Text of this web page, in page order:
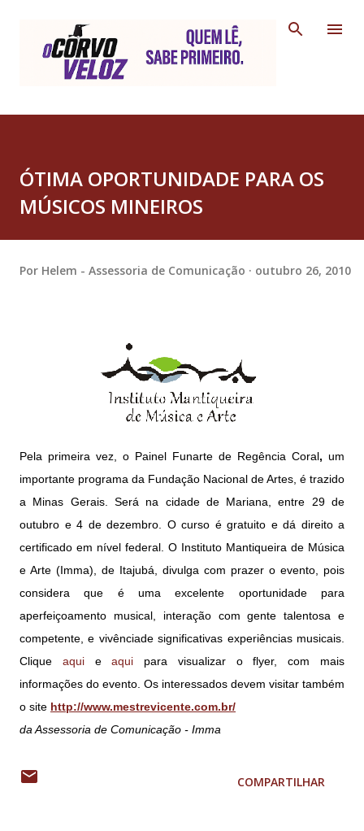
ÓTIMA OPORTUNIDADE PARA OS
MÚSICOS MINEIROS
Por Helem - Assessoria de Comunicação outubro 26, 2010
Pela primeira vez, o Painel Funarte de Regência Coral, um
importante programa da Fundação Nacional de Artes, é trazido
a Minas Gerais. Será na cidade de Mariana, entre 29 de
outubro e 4 de dezembro. O curso é gratuito e dá direito a
certificado em nível federal. O Instituto Mantiqueira de Música
e Arte (Imma), de Itajubá, divulga com prazer o evento, pois
considera que é uma excelente oportunidade para
aperfeiçoamento musical, interação com gente talentosa e
competente, e vivênciade significativas experiências musicais.
Clique aquieaqui para visualizar o flyer, com mais
informações do evento. Os interessados devem visitar também
o site http://www.mestrevicente.com.br/
da Assessoria de Comunicação - Imma
COMPARTILHAR